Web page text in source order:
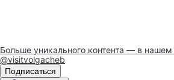
Больше уникального контента — в
@visitvolgacheb
Подписаться